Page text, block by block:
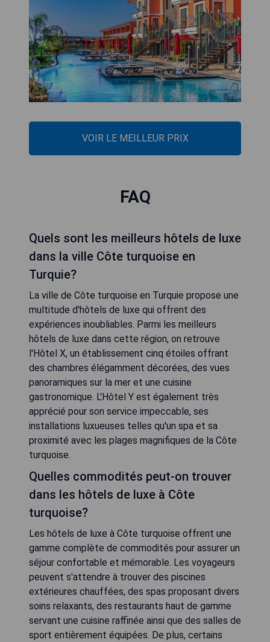
VOIR LE MEILLEUR PRIX
FAQ
Quels sont les meilleurs hôtels de luxe
dans la ville Côte turquoise en
Turquie?
La ville de Côte turquoise en Turquie propose une
multitude d'hôtels de luxe qui offrent des
expériences inoubliables. Parmi les meilleurs
hôtels de luxe dans cette région, on retrouve
l'Hôtel X, un établissement cinq étoiles offrant
des chambres élégamment décorées, des vues
panoramiques sur la mer et une cuisine
gastronomique. L'Hôtel Y est également très
apprécié pour son service impeccable, ses
installations luxueuses telles qu'un spa et sa
proximité avec les plages magnifiques de la Côte
turquoise.
Quelles commodités peut-on trouver
dans les hôtels de luxe à Côte
turquoise?
Les hôtels de luxe à Côte turquoise offrent une
gamme complète de commodités pour assurer un
séjour confortable et mémorable. Les voyageurs
peuvent s'attendre à trouver des piscines
extérieures chauffées, des spas proposant divers
soins relaxants, des restaurants haut de gamme
servant une cuisine raffinée ainsi que des salles de
sport entièrement équipées. De plus, certains